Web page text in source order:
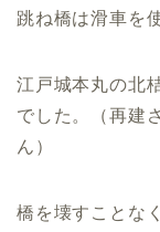
跳ね橋は滑車を
江戸城本丸の北
でした。（再建
ん）
橋を壊すことな